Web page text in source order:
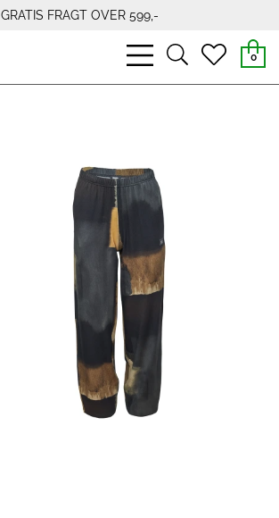
GRATIS FRAGT OVER 599,-
bars
light
searchheart
0